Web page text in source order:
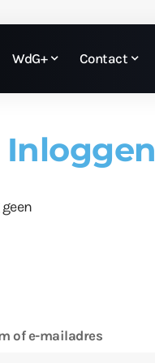
WdG+ Contact
Inloggen
of e-mailadres